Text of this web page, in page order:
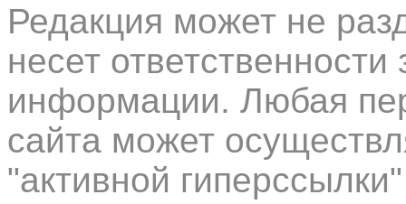
Редакция может не
несет
информации. Любая
сайта может
"активной